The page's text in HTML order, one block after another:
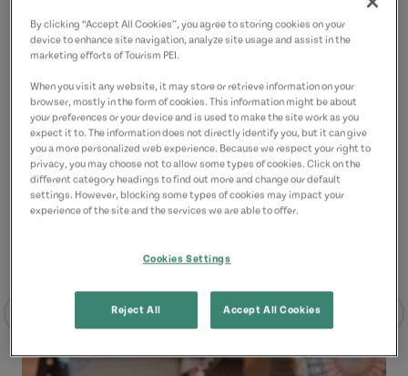
9024392482(P)
By clicking “Accept All Cookies”, you agree to storing cookies on your
device to enhance site navigation, analyze site usage and assist in the
marketing efforts of Tourism PEI.
When you visit any website, it may store or retrieve information on your
browser, mostly in the form of cookies. This information might be about
your preferences or your device and is used to make the site work as you
expect it to. The information does not directly identify you, but it can give
you a more personalized web experience. Because we respect your right to
privacy, you may choose not to allow some types of cookies. Click on the
different category headings to find out more and change our default
settings. However, blocking some types of cookies may impact your
experience of the site and the services we are able to offer.
Cookies Settings
Reject All Accept All Cookies